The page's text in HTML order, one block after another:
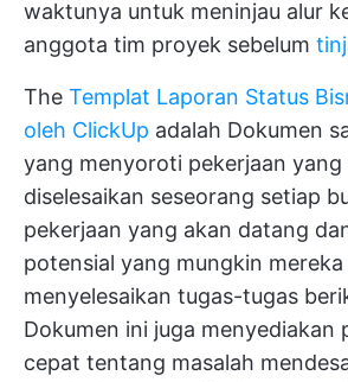
waktunya untuk meninjau alur
anggota tim proyek sebelum
The Templat Laporan Status
oleh ClickUp adalah Dokumen
yang menyoroti pekerjaan yang
diselesaikan seseorang setiap
pekerjaan yang akan datang
potensial yang mungkin
menyelesaikan tugas-tugas
Dokumen ini juga menyediakan
cepat tentang masalah